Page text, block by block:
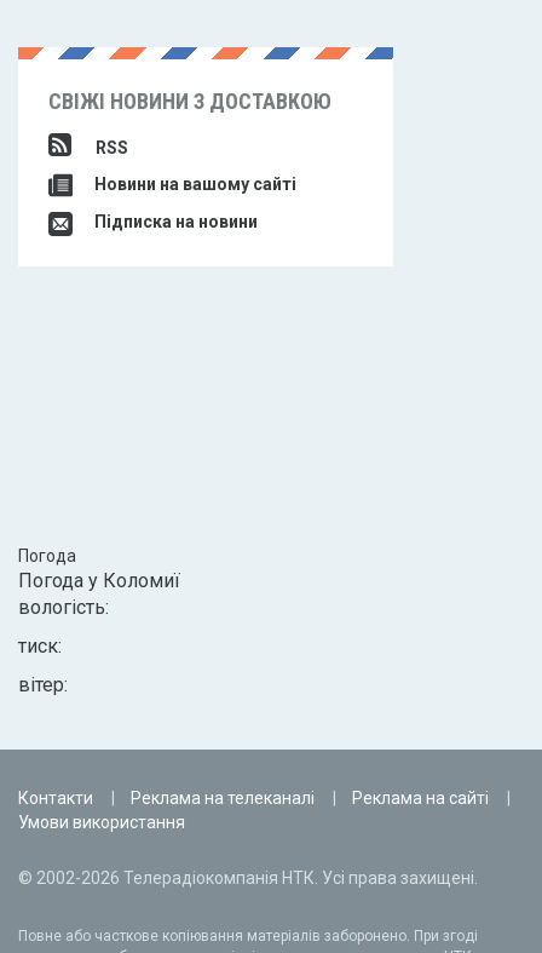
СВІЖІ НОВИНИ З ДОСТАВКОЮ
RSS
Новини на вашому сайті
Підписка на новини
Погода
Погода у Коломиї
вологість:
тиск:
вітер:
Контакти Реклама на телеканалі
Реклама на сайті
Умови використання
© 2002-2026 Телерадіокомпанія НТК. Усі права захищені.
Повне або часткове копіювання матеріалів заборонено. При згоді